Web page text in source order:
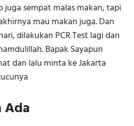
juga sempat malas makan, tapi
mau makan juga. Dan
dilakukan PCR Test lagi dan
Bapak Sayapun
dan lalu minta ke Jakarta
Ada